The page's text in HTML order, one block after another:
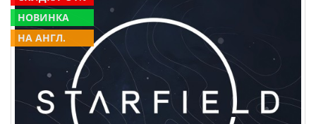
НОВИНКА
НА АНГЛ.